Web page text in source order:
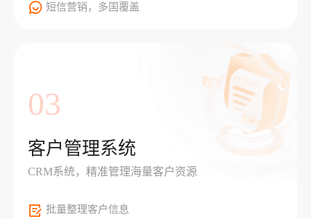
短信营销，多国覆盖
03
客户管理系统
CRM系统，精准管理海量客户资源
批量整理客户信息